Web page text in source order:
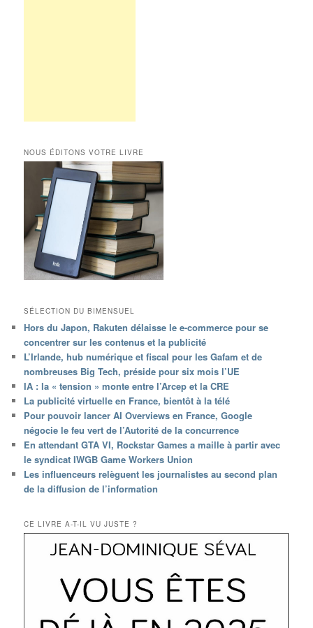
NOUS ÉDITONS VOTRE LIVRE
SÉLECTION DU BIMENSUEL
Hors du Japon, Rakuten délaisse le e-commerce pour se
concentrer sur les contenus et la publicité
L’Irlande, hub numérique et fiscal pour les Gafam et de
nombreuses Big Tech, préside pour six mois l’UE
IA : la « tension » monte entre l’Arcep et la CRE
La publicité virtuelle en France, bientôt à la télé
Pour pouvoir lancer AI Overviews en France, Google
négocie le feu vert de l’Autorité de la concurrence
En attendant GTA VI, Rockstar Games a maille à partir avec
le syndicat IWGB Game Workers Union
Les influenceurs relèguent les journalistes au second plan
de la diffusion de l’information
CE LIVRE A-T-IL VU JUSTE ?